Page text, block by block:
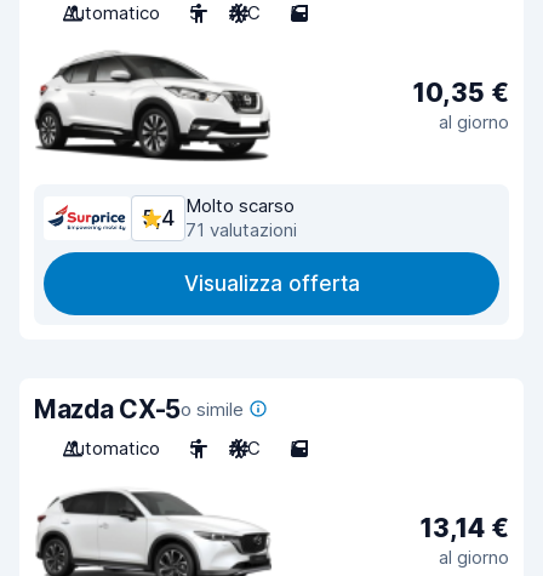
Automatico
5 A/C 5
10,35 €
al giorno
5,4
Molto scarso
71 valutazioni
Visualizza offerta
Mazda CX-5o simile
Automatico
5 A/C 5
13,14 €
al giorno